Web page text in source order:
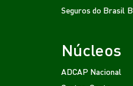
Seguros do Brasil
Núcleos
ADCAP Nacional